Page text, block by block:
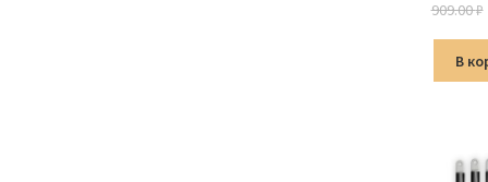
909.00₽
В